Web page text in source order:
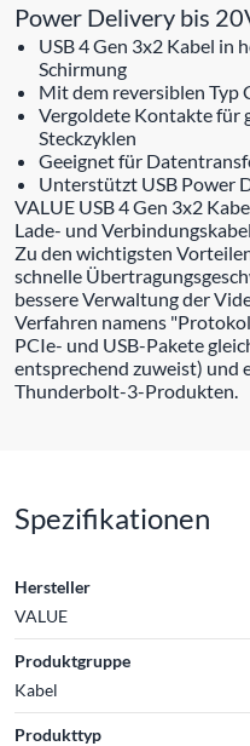
Power Delivery bis
USB 4 Gen 3x2 Kabel
Schirmung
Mit dem reversiblen Typ
Vergoldete Kontakte für
Steckzyklen
Geeignet für
Unterstützt USB Power
VALUE USB 4 Gen 3x2
Lade- und
Zu den wichtigsten
schnelle
bessere Verwaltung der
Verfahren namens
PCIe- und USB-Pakete
entsprechend zuweist)
Thunderbolt-3-Produkten.
Spezifikationen
Hersteller
VALUE
Produktgruppe
Kabel
Produkttyp